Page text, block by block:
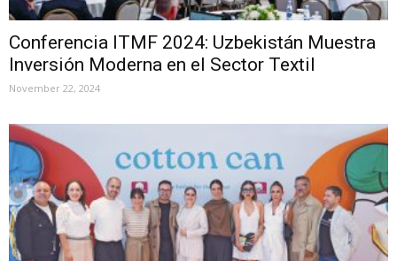
Conferencia ITMF 2024: Uzbekistán Muestra
Inversión Moderna en el Sector Textil
November 22, 2024